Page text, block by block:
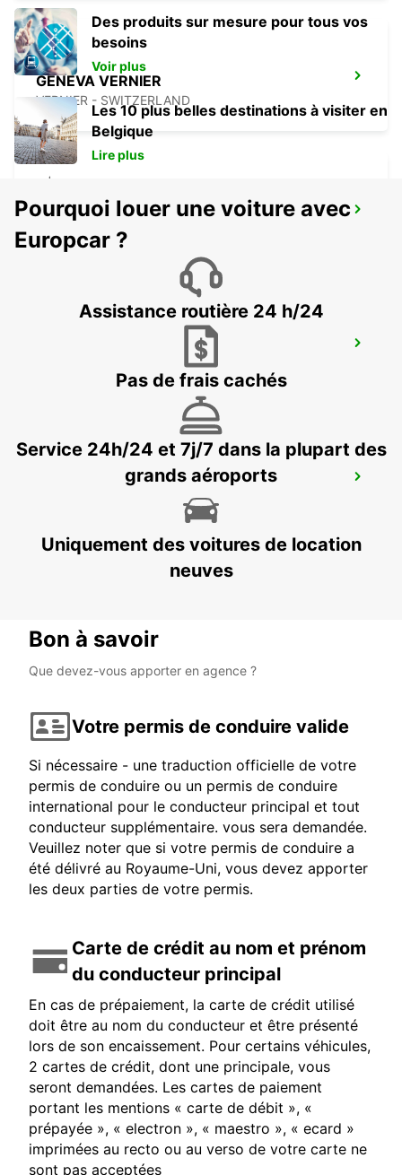
GENEVA VERNIER
VERNIER - SWITZERLAND
ANNEMASSE
ANNEMASSE - FRANCE
THONON-LES-BAINS
THONON LES BAINS - FRANCE
Des produits sur mesure pour tous vos
besoins
Voir plus
Les 10 plus belles destinations à visiter en
Belgique
Lire plus
Pourquoi louer une voiture avec
Europcar ?
Assistance routière 24 h/24
Pas de frais cachés
Service 24h/24 et 7j/7 dans la plupart des
grands aéroports
Uniquement des voitures de location
neuves
Bon à savoir
Que devez-vous apporter en agence ?
Votre permis de conduire valide
Si nécessaire - une traduction officielle de votre
permis de conduire ou un permis de conduire
international pour le conducteur principal et tout
conducteur supplémentaire. vous sera demandée.
Veuillez noter que si votre permis de conduire a
été délivré au Royaume-Uni, vous devez apporter
les deux parties de votre permis.
Carte de crédit au nom et prénom
du conducteur principal
En cas de prépaiement, la carte de crédit utilisé
doit être au nom du conducteur et être présenté
lors de son encaissement. Pour certains véhicules,
2 cartes de crédit, dont une principale, vous
seront demandées. Les cartes de paiement
portant les mentions « carte de débit », «
prépayée », « electron », « maestro », « ecard »
imprimées au recto ou au verso de votre carte ne
sont pas acceptées